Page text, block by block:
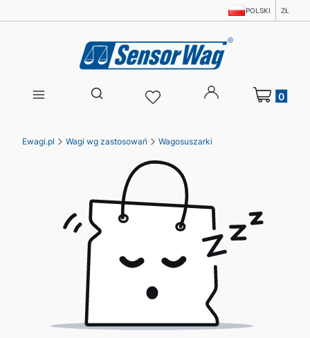
POLSKI ZŁ
Otwórz wyszukiwarkę
Produkty w
Ewagi.pl Wagi wg zastosowań Wagosuszarki